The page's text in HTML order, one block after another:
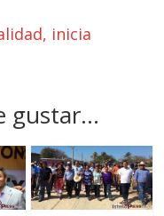
inicia
gustar...